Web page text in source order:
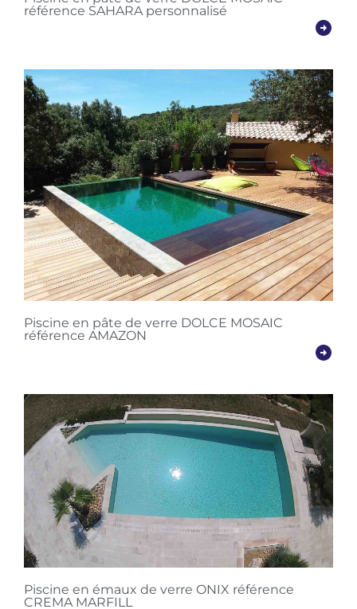
référence SAHARA personnalisé
Piscine en pâte de verre DOLCE MOSAIC
référence AMAZON
Piscine en émaux de verre ONIX référence
CREMA MARFILL